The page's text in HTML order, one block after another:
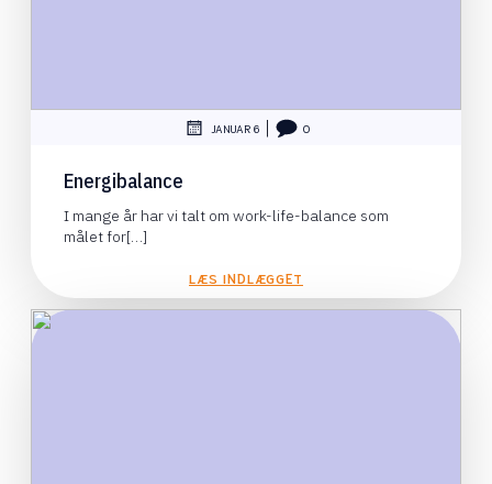
JANUAR 6 0
Energibalance
I mange år har vi talt om work-life-balance som
målet for[…]
LÆS INDLÆGGET